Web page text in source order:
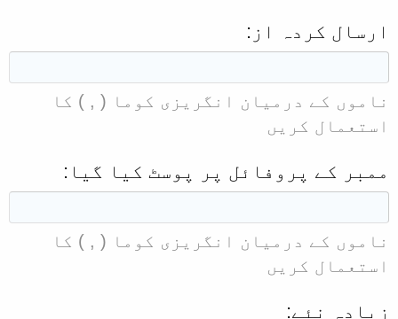
ارسال کردہ از
ناموں کے درمیان انگریزی کوما ( , ) کا
استعمال کریں
ممبر کے پروفائل پر پوسٹ کیا گیا
ناموں کے درمیان انگریزی کوما ( , ) کا
استعمال کریں
زیادہ نئے